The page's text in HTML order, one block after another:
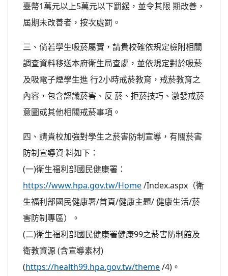
臺幣1萬元以上5萬元以下罰鍰，並令其限 期改善，
屆期未改善者，按次處罰。
三、倘若學生吸菸屬實，請貴校確依規定檢附相關
調查資料移送本府衛生局查處，並依規定對於吸菸
及吸電子煙學生進 行2小時戒菸教育，戒菸教育之
內容，包含認識菸害、反 菸、拒菸技巧、激發戒菸
意圖或其他相關戒菸事項。
四、請貴校加強對學生之菸害防制宣導，有關菸害
防制宣導資 料如下：
(一)衛生福利部國民健康署：
https://www.hpa.gov.tw/Home/Index.aspx（衛
生福利部國民健康署/首頁/健康主題/ 健康生活/菸
害防制專區）。
(二)衛生福利部國民健康署健康99之菸害防制館及
衛教資源 (含宣導素材)
(https://health99.hpa.gov.tw/theme/4)。